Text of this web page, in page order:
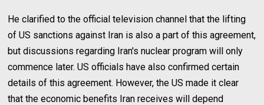
He clarified to the official television channel that the lifting
of US sanctions against Iran is also a part of this agreement,
but discussions regarding Iran's nuclear program will only
commence later. US officials have also confirmed certain
details of this agreement. However, the US made it clear
that the economic benefits Iran receives will depend